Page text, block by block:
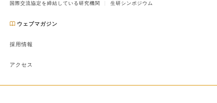
国際交流協定を締結している研究機関 生研シンポジウム
ウェブマガジン
採用情報
アクセス